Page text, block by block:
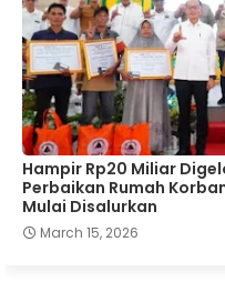
Hampir Rp20 Miliar
Perbaikan Rumah
Mulai Disalurkan
March 15, 2026